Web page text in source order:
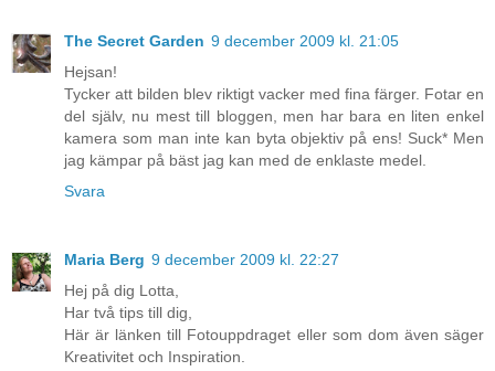
The Secret Garden 9 december 2009 kl. 21:05
Hejsan!
Tycker att bilden blev riktigt vacker med fina färger. Fotar en
del själv, nu mest till bloggen, men har bara en liten enkel
kamera som man inte kan byta objektiv på ens! Suck* Men
jag kämpar på bäst jag kan med de enklaste medel.
Svara
Maria Berg 9 december 2009 kl. 22:27
Hej på dig Lotta,
Har två tips till dig,
Här är länken till Fotouppdraget eller som dom även säger
Kreativitet och Inspiration.